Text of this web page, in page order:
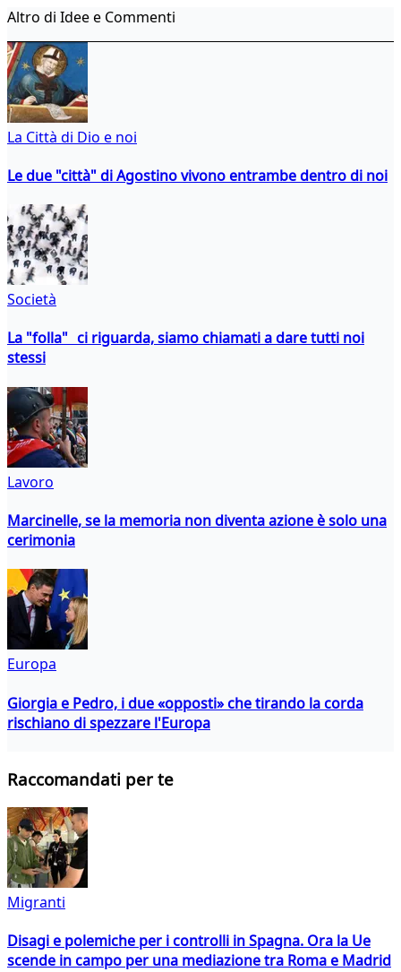
Altro di Idee e Commenti
La Città di Dio e noi
Le due "città" di Agostino vivono entrambe dentro di noi
Società
La "folla" ci riguarda, siamo chiamati a dare tutti noi
stessi
Lavoro
Marcinelle, se la memoria non diventa azione è solo una
cerimonia
Europa
Giorgia e Pedro, i due «opposti» che tirando la corda
rischiano di spezzare l'Europa
Raccomandati per te
Migranti
Disagi e polemiche per i controlli in Spagna. Ora la Ue
scende in campo per una mediazione tra Roma e Madrid